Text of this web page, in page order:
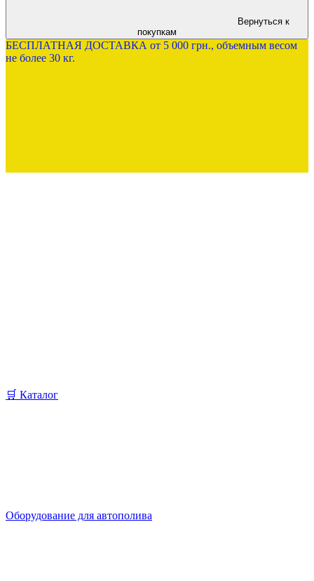
Вернуться к
покупкам
БЕСПЛАТНАЯ ДОСТАВКА от 5 000 грн., объемным весом
не более 30 кг.
🛒 Каталог
Оборудование для автополива